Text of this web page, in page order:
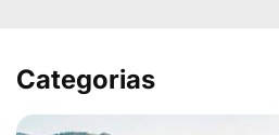
Categorias